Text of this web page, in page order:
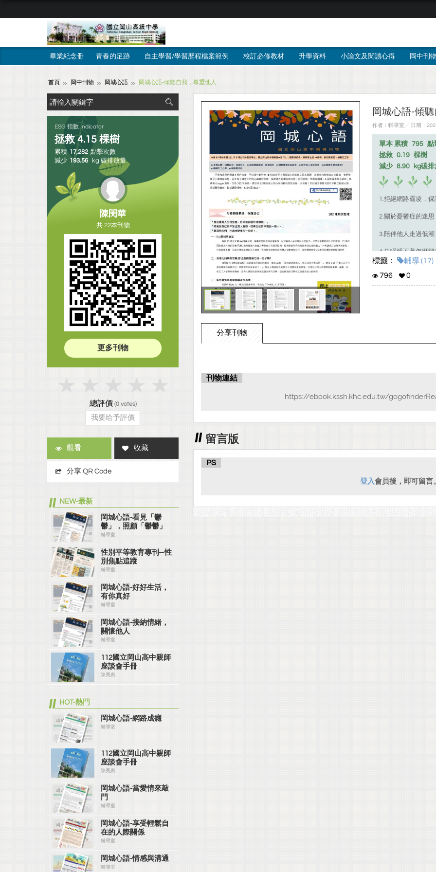
畢業紀念冊 青春的足跡 自主學習/學習歷程檔案範例 校訂必修教材 升學資料 小論文及閱讀心得 岡中刊
首頁 岡中刊物 岡城心語 岡城心語-傾聽自我，尊重他人
岡城心語-傾
作者：輔導室╱ 日期：
單本 累積 795 點
拯救 0.19 棵樹
減少 8.90 kg碳
1.拒絕網路霸凌，
2.關於憂鬱症的迷思
3.陪伴他人走過低潮
4.失眠睡不著怎麼辦
6.輔導室活動
標籤：
輔導 (17)
796
0
分享刊物
刊物連結
https://ebook.kssh.khc.edu.tw/
留言版
PS
登入會員後，即可留言
ESG 指數 Indicator
拯救 4.15 棵樹
累積 17,282 點擊次數
減少 193.56 kg 碳排放量
陳閔華
共 22本刊物
更多刊物
總評價 (0votes)
我要给予評價
觀看 收藏
分享 QR Code
NEW-最新
岡城心語-看見「鬱
鬱」，照顧「鬱鬱」
輔導室
性別平等教育專刊─性
別焦點追蹤
輔導室
岡城心語-好好生活，
有你真好
輔導室
岡城心語-接納情緒，
關懷他人
輔導室
112國立岡山高中親師
座談會手冊
陳秀惠
HOT-熱門
岡城心語-網路成癮
輔導室
112國立岡山高中親師
座談會手冊
陳秀惠
岡城心語-當愛情來敲
門
輔導室
岡城心語-享受輕鬆自
在的人際關係
輔導室
岡城心語-情感與溝通
輔導室